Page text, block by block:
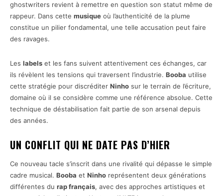
ghostwriters revient à remettre en question son statut même de
rappeur. Dans cette musique où l’authenticité de la plume
constitue un pilier fondamental, une telle accusation peut faire
des ravages.
Les labels et les fans suivent attentivement ces échanges, car
ils révèlent les tensions qui traversent l’industrie. Booba utilise
cette stratégie pour discréditer Ninho sur le terrain de l’écriture,
domaine où il se considère comme une référence absolue. Cette
technique de déstabilisation fait partie de son arsenal depuis
des années.
UN CONFLIT QUI NE DATE PAS D’HIER
Ce nouveau tacle s’inscrit dans une rivalité qui dépasse le simple
cadre musical. Booba et Ninho représentent deux générations
différentes du rap français, avec des approches artistiques et